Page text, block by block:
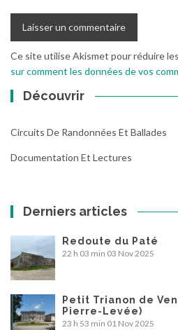
Ce site utilise Akismet pour réduire
sur comment les données de vos
Découvrir
Circuits De Randonnées Et Ballades
Documentation Et Lectures
Derniers articles
Redoute du Paté
22 h 03 min 03 Nov 2025
Petit Trianon de
Pierre-Levée)
23 h 53 min 01 Nov 2025